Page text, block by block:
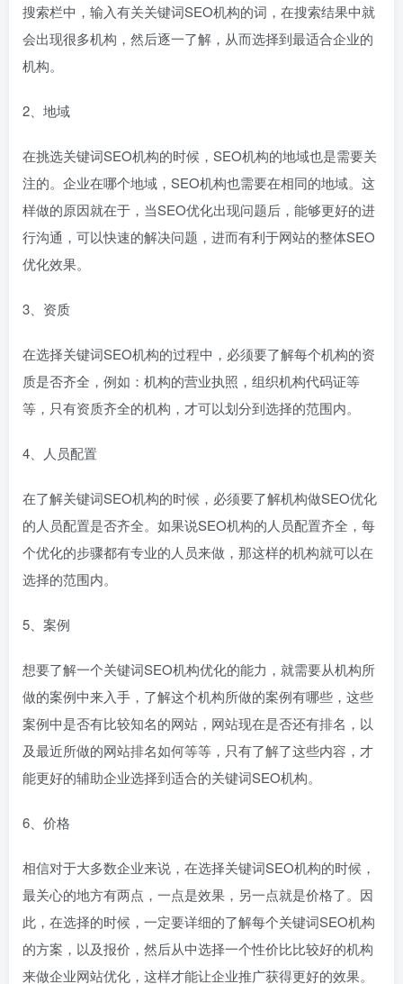
搜索栏中，输入有关关键词SEO机构的词，在搜索结果中就
会出现很多机构，然后逐一了解，从而选择到最适合企业的
机构。
2、地域
在挑选关键词SEO机构的时候，SEO机构的地域也是需要关
注的。企业在哪个地域，SEO机构也需要在相同的地域。这
样做的原因就在于，当SEO优化出现问题后，能够更好的进
行沟通，可以快速的解决问题，进而有利于网站的整体SEO
优化效果。
3、资质
在选择关键词SEO机构的过程中，必须要了解每个机构的资
质是否齐全，例如：机构的营业执照，组织机构代码证等
等，只有资质齐全的机构，才可以划分到选择的范围内。
4、人员配置
在了解关键词SEO机构的时候，必须要了解机构做SEO优化
的人员配置是否齐全。如果说SEO机构的人员配置齐全，每
个优化的步骤都有专业的人员来做，那这样的机构就可以在
选择的范围内。
5、案例
想要了解一个关键词SEO机构优化的能力，就需要从机构所
做的案例中来入手，了解这个机构所做的案例有哪些，这些
案例中是否有比较知名的网站，网站现在是否还有排名，以
及最近所做的网站排名如何等等，只有了解了这些内容，才
能更好的辅助企业选择到适合的关键词SEO机构。
6、价格
相信对于大多数企业来说，在选择关键词SEO机构的时候，
最关心的地方有两点，一点是效果，另一点就是价格了。因
此，在选择的时候，一定要详细的了解每个关键词SEO机构
的方案，以及报价，然后从中选择一个性价比比较好的机构
来做企业网站优化，这样才能让企业推广获得更好的效果。